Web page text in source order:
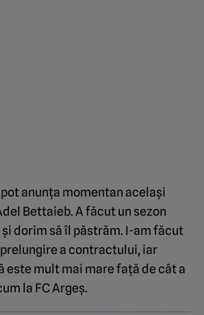
anunța momentan același
Bettaieb. A făcut un sezon
dorim să îl păstrăm. I-am făcut
a contractului, iar
este mult mai mare față de cât a
la FC Argeș.